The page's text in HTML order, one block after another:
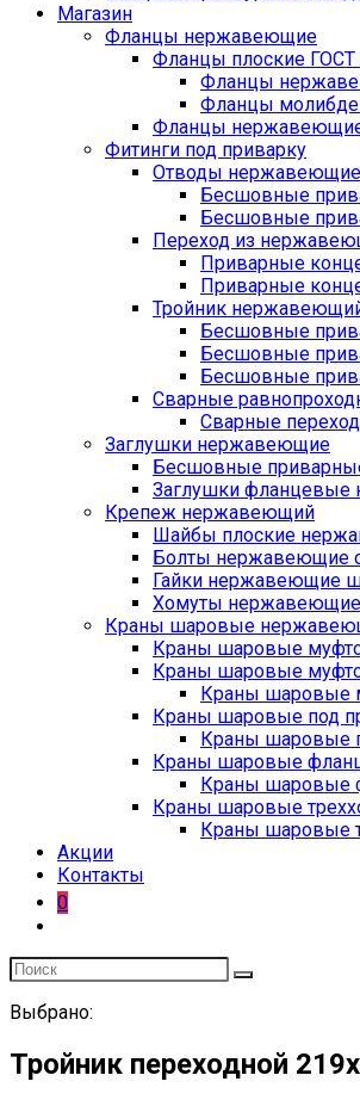
Магазин
Фланцы нержавеющие
Фланцы плоские ГОСТ
Фланцы
Фланцы
Фланцы нержавеющие
Фитинги под приварку
Отводы нержавеющие
Бесшовные
Бесшовные
Переход из
Приварные
Приварные
Тройник
Бесшовные
Бесшовные
Бесшовные
Сварные
Сварные
Заглушки нержавеющие
Бесшовные
Заглушки фланцевые
Крепеж нержавеющий
Шайбы плоские
Болты нержавеющие с
Гайки нержавеющие
Хомуты нержавеющие
Краны шаровые
Краны шаровые
Краны шаровые
Краны шаровые
Краны шаровые под
Краны шаровые
Краны шаровые
Краны шаровые
Краны шаровые
Краны шаровые
Акции
Контакты
0
Выбрано:
Тройник переходной